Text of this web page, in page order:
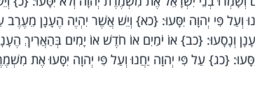
וְעַל פִּי יְהוָה יִסָּעוּ: {כא} וְיֵשׁ אֲשֶׁר יִהְיֶה הֶעָנָן מֵעֶרֶב
וְנָסָעוּ: {כב} אוֹ יֹמַיִם אוֹ חֹדֶשׁ אוֹ יָמִים בְּהַאֲרִיךְ
{כג} עַל פִּי יְהוָה יַחֲנוּ וְעַל פִּי יְהוָה יִסָּעוּ אֶת